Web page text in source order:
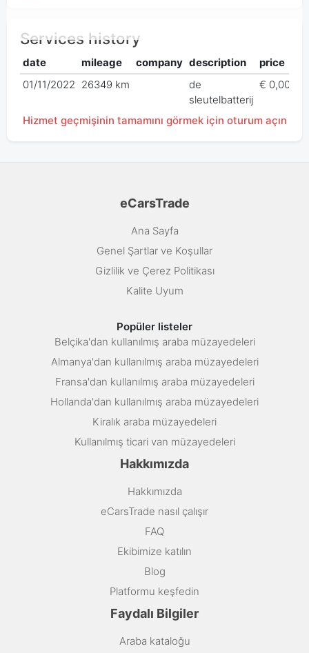
Services history
date mileage company description
price
01/11/2022 26349 km
de
sleutelbatterij
€ 0,00
Hizmet geçmişinin tamamını görmek için oturum açın
eCarsTrade
Ana Sayfa
Genel Şartlar ve Koşullar
Gizlilik ve Çerez Politikası
Kalite Uyum
Popüler listeler
Belçika'dan kullanılmış araba müzayedeleri
Almanya'dan kullanılmış araba müzayedeleri
Fransa'dan kullanılmış araba müzayedeleri
Hollanda'dan kullanılmış araba müzayedeleri
Kiralık araba müzayedeleri
Kullanılmış ticari van müzayedeleri
Hakkımızda
Hakkımızda
eCarsTrade nasıl çalışır
FAQ
Ekibimize katılın
Blog
Platformu keşfedin
Faydalı Bilgiler
Araba kataloğu